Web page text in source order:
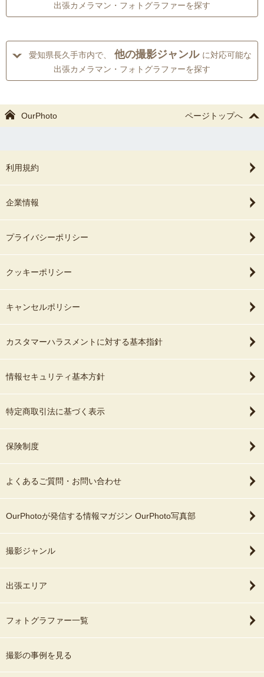
出張カメラマン・フォトグラファーを探す
愛知県長久手市内で、 他の撮影ジャンル に対応可能な
出張カメラマン・フォトグラファーを探す
OurPhoto ページトップへ
利用規約
企業情報
プライバシーポリシー
クッキーポリシー
キャンセルポリシー
カスタマーハラスメントに対する基本指針
情報セキュリティ基本方針
特定商取引法に基づく表示
保険制度
よくあるご質問・お問い合わせ
OurPhotoが発信する情報マガジン OurPhoto写真部
撮影ジャンル
出張エリア
フォトグラファー一覧
撮影の事例を見る